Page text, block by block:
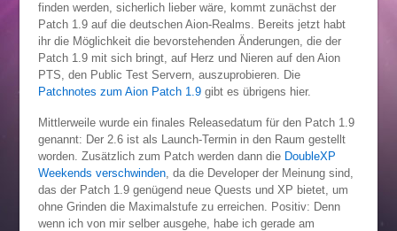
finden werden, sicherlich lieber wäre, kommt zunächst der
Patch 1.9 auf die deutschen Aion-Realms. Bereits jetzt habt
ihr die Möglichkeit die bevorstehenden Änderungen, die der
Patch 1.9 mit sich bringt, auf Herz und Nieren auf den Aion
PTS, den Public Test Servern, auszuprobieren. Die
Patchnotes zum Aion Patch 1.9gibt es übrigens hier.
Mittlerweile wurde ein finales Releasedatum für den Patch 1.9
genannt: Der 2.6 ist als Launch-Termin in den Raum gestellt
worden. Zusätzlich zum Patch werden dann die DoubleXP
Weekends verschwinden, da die Developer der Meinung sind,
das der Patch 1.9 genügend neue Quests und XP bietet, um
ohne Grinden die Maximalstufe zu erreichen. Positiv: Denn
wenn ich von mir selber ausgehe, habe ich gerade am